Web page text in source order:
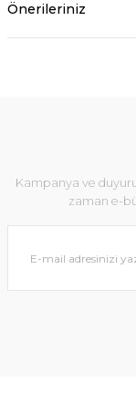
Önerileriniz
Kampanya ve
zaman e-